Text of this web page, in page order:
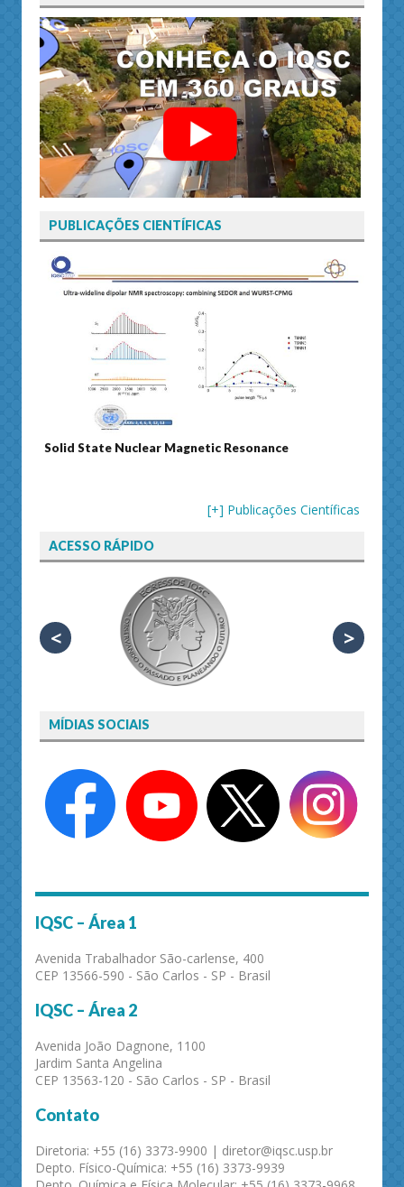
PUBLICAÇÕES CIENTÍFICAS
Solid State Nuclear Magnetic Resonance
[+] Publicações Científicas
ACESSO RÁPIDO
< >
MÍDIAS SOCIAIS
IQSC – Área 1
Avenida Trabalhador São-carlense, 400
CEP 13566-590 - São Carlos - SP - Brasil
IQSC – Área 2
Avenida João Dagnone, 1100
Jardim Santa Angelina
CEP 13563-120 - São Carlos - SP - Brasil
Contato
Diretoria: +55 (16) 3373-9900 | diretor@iqsc.usp.br
Depto. Físico-Química: +55 (16) 3373-9939